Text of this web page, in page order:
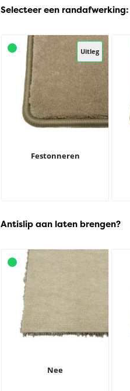
Selecteer een randafwerking:
Uitleg
Festonneren
Antislip aan laten brengen?
Nee